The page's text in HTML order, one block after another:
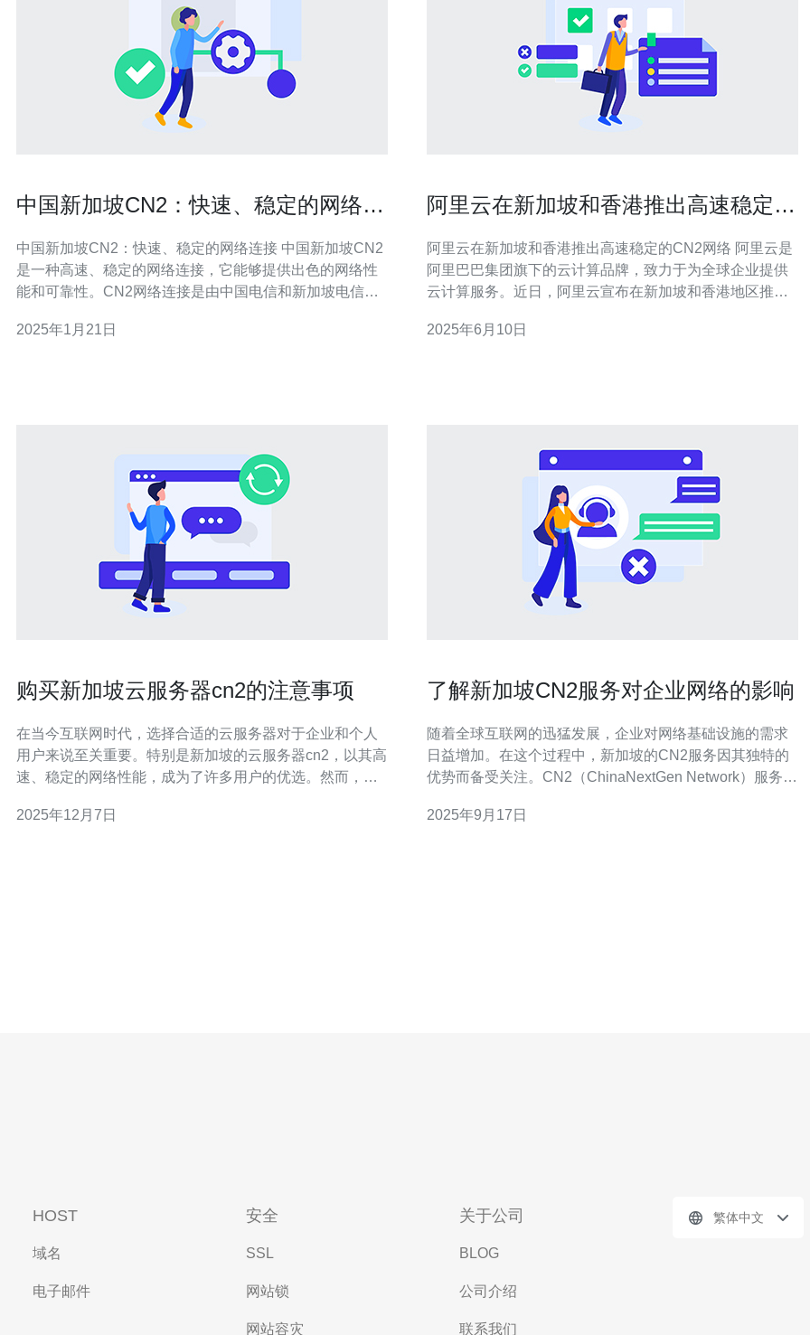
中国新加坡CN2：快速、稳定的网络连
中国新加坡CN2：快速、稳定的网络连接 中国新加坡CN2
是一种高速、稳定的网络连接，它能够提供出色的网络性
能和可靠性。CN2网络连接是由中国电信和新加坡电信合
定的网络体验。 中国新加坡CN2网络连接具有以下优势：
2025年1月21日
阿里云在新加坡和香港推出高速稳定的
阿里云在新加坡和香港推出高速稳定的CN2网络 阿里云是
阿里巴巴集团旗下的云计算品牌，致力于为全球企业提供
云计算服务。近日，阿里云宣布在新加坡和香港地区推出
出高速稳定的CN2网络，意味着用户可以享受到更快速的
2025年6月10日
购买新加坡云服务器cn2的注意事项
在当今互联网时代，选择合适的云服务器对于企业和个人
用户来说至关重要。特别是新加坡的云服务器cn2，以其高
速、稳定的网络性能，成为了许多用户的优选。然而，在
购买新加坡云服务器cn2的注意事项，帮助您做出明智的选
2025年12月7日
了解新加坡CN2服务对企业网络的影响
随着全球互联网的迅猛发展，企业对网络基础设施的需求
日益增加。在这个过程中，新加坡的CN2服务因其独特的
优势而备受关注。CN2（ChinaNextGen Network）服务旨
跨境业务需求的公司来说，这种服务显得尤为重要。 首
2025年9月17日
HOST
域名
电子邮件
安全
SSL
网站锁
网站容灾
关于公司
BLOG
公司介绍
联系我们
繁体中文